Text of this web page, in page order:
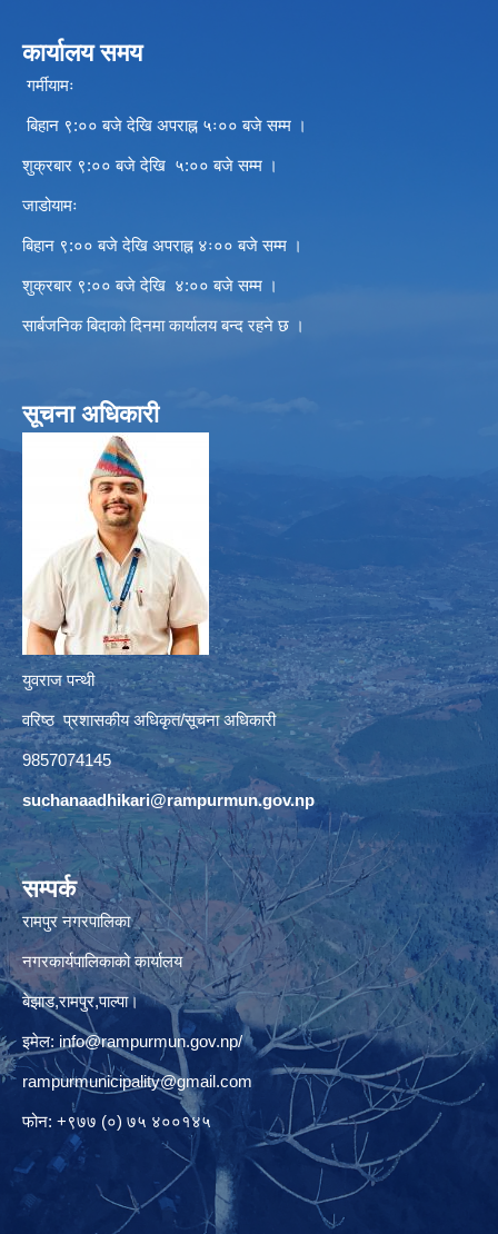
कार्यालय समय
गर्मीयामः
बिहान ९:०० बजे देखि अपराह्न ५ः०० बजे सम्म ।
शुक्रबार ९:०० बजे देखि ५:०० बजे सम्म ।
जाडोयामः
बिहान ९:०० बजे देखि अपराह्न ४ः०० बजे सम्म ।
शुक्रबार ९:०० बजे देखि ४:०० बजे सम्म ।
सार्बजनिक बिदाको दिनमा कार्यालय बन्द रहने छ ।
सूचना अधिकारी
युवराज पन्थी
वरिष्ठ प्रशासकीय अधिकृत/सूचना अधिकारी
9857074145
suchanaadhikari@rampurmun.gov.np
सम्पर्क
रामपुर नगरपालिका
नगरकार्यपालिकाको कार्यालय
बेझाड,रामपुर,पाल्पा।
इमेल: info@rampurmun.gov.np/
rampurmunicipality@gmail.com
फोन: +९७७ (०) ७५ ४००१४५